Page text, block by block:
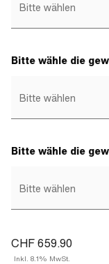
Bitte wählen
Bitte wähle die
Bitte wählen
Bitte wähle die
Bitte wählen
CHF 659.90
Inkl. 8.1% MwSt.